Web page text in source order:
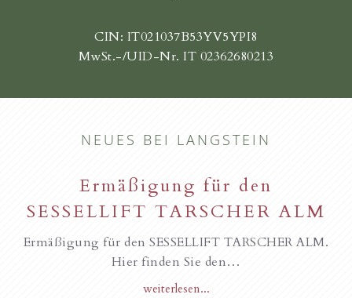
CIN: IT021037B53YV5YPI8
MwSt.-/UID-Nr. IT 02362680213
NEUES BEI LANGSTEIN
Ermäßigung für den
SESSELLIFT TARSCHER ALM
Ermäßigung für den SESSELLIFT TARSCHER ALM.
Hier finden Sie den…
weiterlesen...